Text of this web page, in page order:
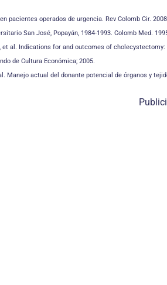
pacientes operados de urgencia. Rev Colomb Cir.
San José, Popayán, 1984-1993. Colomb Med.
al. Indications for and outcomes of
de Cultura Económica; 2005.
Manejo actual del donante potencial de órganos y